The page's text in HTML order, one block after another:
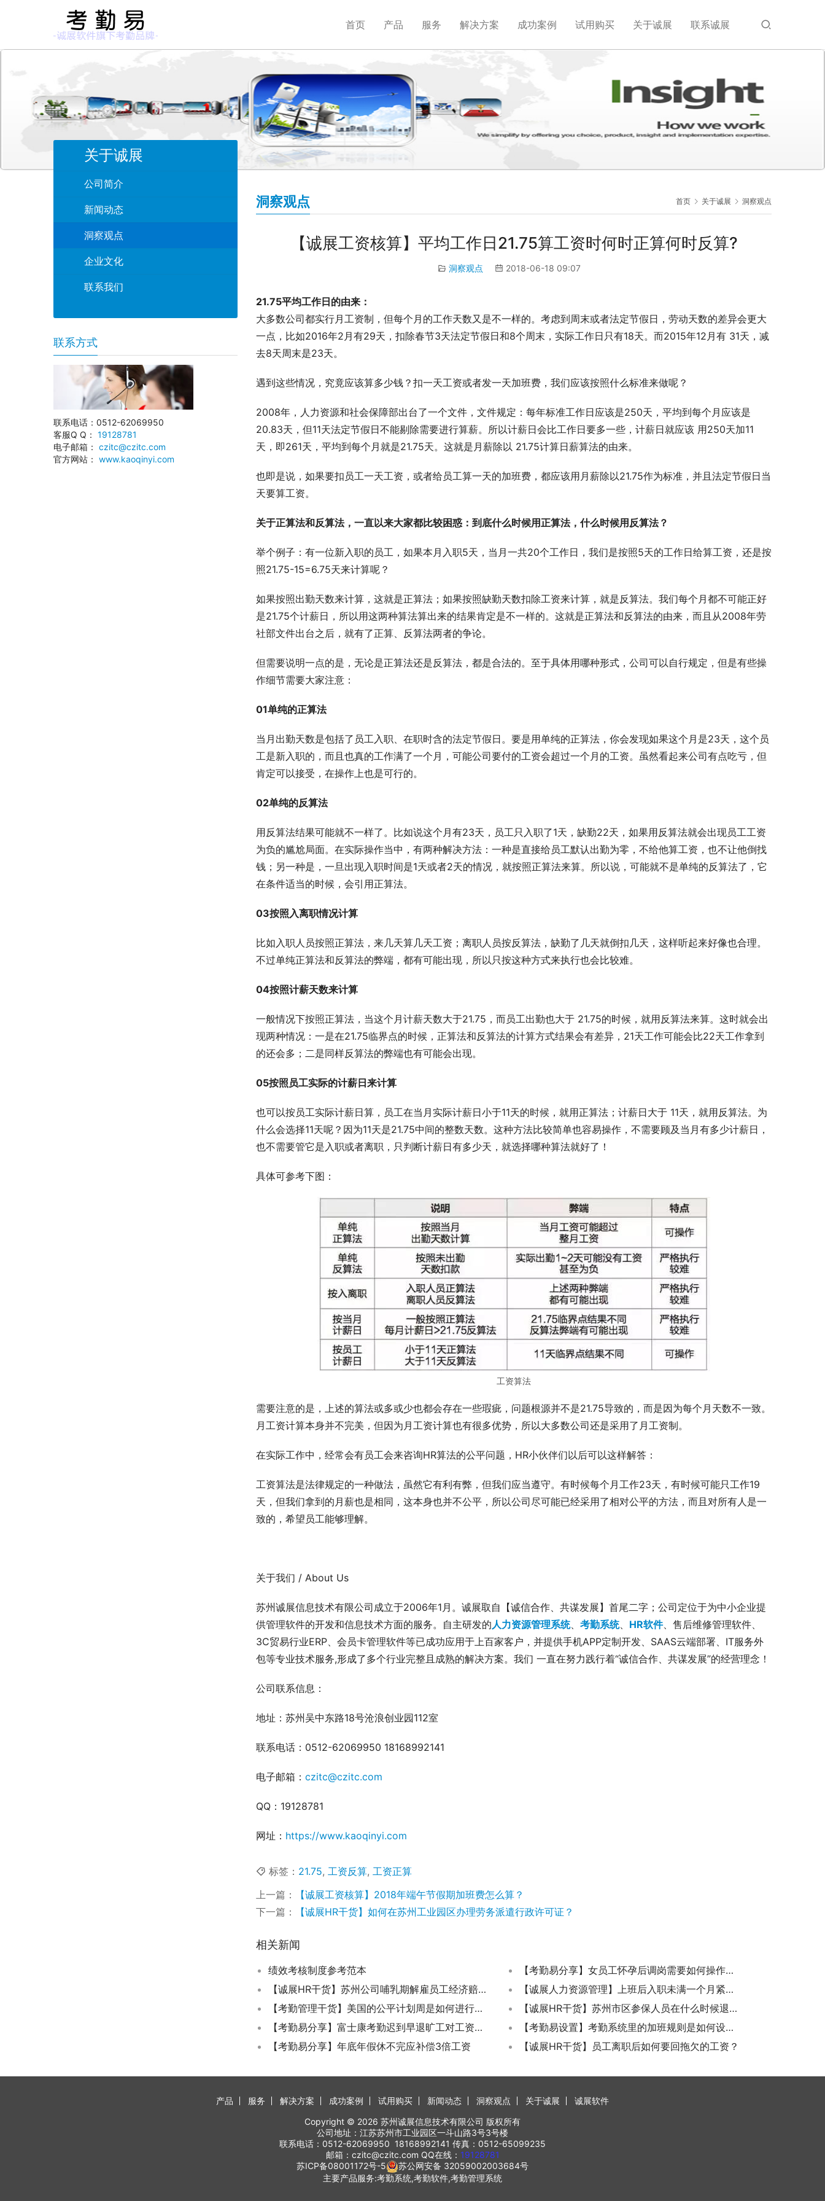
首页 产品 服务 解决方案 成功案例 试用购买 关于诚展 联系诚展
首页 关于诚展 洞察观点
洞察观点
【诚展工资核算】平均工作日21.75算工资时何时正算何时反算?
洞察观点 2018-06-18 09:07
21.75平均工作日的由来：
大多数公司都实行月工资制，但每个月的工作天数又是不一样的。考虑到周末或者法定节假日，劳动天数的差异会更大
一点，比如2016年2月有29天，扣除春节3天法定节假日和8个周末，实际工作日只有18天。而2015年12月有 31天，减
去8天周末是23天。
遇到这些情况，究竟应该算多少钱？扣一天工资或者发一天加班费，我们应该按照什么标准来做呢？
2008年，人力资源和社会保障部出台了一个文件，文件规定：每年标准工作日应该是250天，平均到每个月应该是
20.83天，但11天法定节假日不能剔除需要进行算薪。所以计薪日会比工作日要多一些，计薪日就应该 用250天加11
天，即261天，平均到每个月就是21.75天。这就是月薪除以 21.75计算日薪算法的由来。
也即是说，如果要扣员工一天工资，或者给员工算一天的加班费，都应该用月薪除以21.75作为标准，并且法定节假日当
天要算工资。
关于正算法和反算法，一直以来大家都比较困惑：到底什么时候用正算法，什么时候用反算法？
举个例子：有一位新入职的员工，如果本月入职5天，当月一共20个工作日，我们是按照5天的工作日给算工资，还是按
照21.75-15=6.75天来计算呢？
如果按照出勤天数来计算，这就是正算法；如果按照缺勤天数扣除工资来计算，就是反算法。我们每个月都不可能正好
是21.75个计薪日，所以用这两种算法算出来的结果肯定是不一样的。这就是正算法和反算法的由来，而且从2008年劳
社部文件出台之后，就有了正算、反算法两者的争论。
但需要说明一点的是，无论是正算法还是反算法，都是合法的。至于具体用哪种形式，公司可以自行规定，但是有些操
作细节需要大家注意：
01单纯的正算法
当月出勤天数是包括了员工入职、在职时含的法定节假日。要是用单纯的正算法，你会发现如果这个月是23天，这个员
工是新入职的，而且也真的工作满了一个月，可能公司要付的工资会超过一个月的工资。虽然看起来公司有点吃亏，但
肯定可以接受，在操作上也是可行的。
02单纯的反算法
用反算法结果可能就不一样了。比如说这个月有23天，员工只入职了1天，缺勤22天，如果用反算法就会出现员工工资
为负的尴尬局面。在实际操作当中，有两种解决方法：一种是直接给员工默认出勤为零，不给他算工资，也不让他倒找
钱；另一种是，一旦出现入职时间是1天或者2天的情况，就按照正算法来算。所以说，可能就不是单纯的反算法了，它
在条件适当的时候，会引用正算法。
03按照入离职情况计算
比如入职人员按照正算法，来几天算几天工资；离职人员按反算法，缺勤了几天就倒扣几天，这样听起来好像也合理。
不过单纯正算法和反算法的弊端，都有可能出现，所以只按这种方式来执行也会比较难。
04按照计薪天数来计算
一般情况下按照正算法，当这个月计薪天数大于21.75，而员工出勤也大于 21.75的时候，就用反算法来算。这时就会出
现两种情况：一是在21.75临界点的时候，正算法和反算法的计算方式结果会有差异，21天工作可能会比22天工作拿到
的还会多；二是同样反算法的弊端也有可能会出现。
05按照员工实际的计薪日来计算
也可以按员工实际计薪日算，员工在当月实际计薪日小于11天的时候，就用正算法；计薪日大于 11天，就用反算法。为
什么会选择11天呢？因为11天是21.75中间的整数天数。这种方法比较简单也容易操作，不需要顾及当月有多少计薪日，
也不需要管它是入职或者离职，只判断计薪日有多少天，就选择哪种算法就好了！
具体可参考下图：
工资算法
需要注意的是，上述的算法或多或少也都会存在一些瑕疵，问题根源并不是21.75导致的，而是因为每个月天数不一致。
月工资计算本身并不完美，但因为月工资计算也有很多优势，所以大多数公司还是采用了月工资制。
在实际工作中，经常会有员工会来咨询HR算法的公平问题，HR小伙伴们以后可以这样解答：
工资算法是法律规定的一种做法，虽然它有利有弊，但我们应当遵守。有时候每个月工作23天，有时候可能只工作19
天，但我们拿到的月薪也是相同，这本身也并不公平，所以公司尽可能已经采用了相对公平的方法，而且对所有人是一
致的，希望员工能够理解。
关于我们 / About Us
苏州诚展信息技术有限公司成立于2006年1月。诚展取自【诚信合作、共谋发展】首尾二字；公司定位于为中小企业提
供管理软件的开发和信息技术方面的服务。自主研发的 人力资源管理系统、 考勤系统、 HR软件、售后维修管理软件、
3C贸易行业ERP、会员卡管理软件等已成功应用于上百家客户，并提供手机APP定制开发、SAAS云端部署、IT服务外
包等专业技术服务,形成了多个行业完整且成熟的解决方案。我们 一直在努力践行着“诚信合作、共谋发展”的经营理念！
公司联系信息：
地址：苏州吴中东路18号沧浪创业园112室
联系电话：0512-62069950 18168992141
电子邮箱： czitc@czitc.com
QQ：19128781
网址： https://www.kaoqinyi.com
标签： 21.75, 工资反算, 工资正算
上一篇：
【诚展工资核算】2018年端午节假期加班费怎么算？
下一篇：
【诚展HR干货】如何在苏州工业园区办理劳务派遣行政许可证？
相关新闻
绩效考核制度参考范本
【考勤易分享】女员工怀孕后调岗需要如何操作才合规合法？
【诚展HR干货】苏州公司哺乳期解雇员工经济赔偿怎么计算？
【诚展人力资源管理】上班后入职未满一个月紧急辞职公司扣除绩效工资是否合理？
【考勤管理干货】美国的公平计划周是如何进行考勤的？
【诚展HR干货】苏州市区参保人员在什么时候退工可以不缴纳当月社保？
【考勤易分享】富士康考勤迟到早退旷工对工资有哪些影响？
【考勤易设置】考勤系统里的加班规则是如何设置的？
【考勤易分享】年底年假休不完应补偿3倍工资
【诚展HR干货】员工离职后如何要回拖欠的工资？
关于诚展
公司简介
新闻动态
洞察观点
企业文化
联系我们
联系方式
联系电话：0512-62069950
客服Q Q： 19128781
电子邮箱： czitc@czitc.com
官方网站： www.kaoqinyi.com
产品 服务 解决方案 成功案例 试用购买 新闻动态 洞察观点 关于诚展
诚展软件
Copyright © 2026 苏州诚展信息技术有限公司 版权所有
公司地址：江苏苏州市工业园区一斗山路3号3号楼
联系电话：0512-62069950 18168992141 传真：0512-65099235
邮箱：czitc@czitc.com QQ在线： 19128781
苏ICP备08001172号-5
苏公网安备 32059002003684号
主要产品服务:考勤系统,考勤软件,考勤管理系统